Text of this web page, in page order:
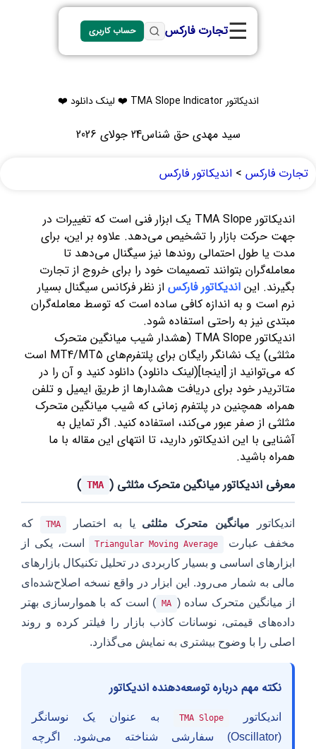
☰تجارت فارکس حساب کاربری
اندیکاتور TMA Slope Indicator ❤️ لینک دانلود ❤️
سید مهدی حق شناس24 جولای 2026
تجارت فارکس > اندیکاتور فارکس
اندیکاتور TMA Slope یک ابزار فنی است که تغییرات در
جهت حرکت بازار را تشخیص می‌دهد. علاوه بر این، برای
مدت یا طول احتمالی روندها نیز سیگنال می‌دهد تا
معامله‌گران بتوانند تصمیمات خود را برای خروج از تجارت
بگیرند. این اندیکاتور فارکس از نظر فرکانس سیگنال بسیار
نرم است و به اندازه کافی ساده است که توسط معامله‌گران
مبتدی نیز به راحتی استفاده شود.
اندیکاتور TMA Slope (هشدار شیب میانگین متحرک
مثلثی) یک نشانگر رایگان برای پلتفرم‌های MT4/MT5 است
که می‌توانید از [اینجا](لینک دانلود) دانلود کنید و آن را در
متاتریدر خود برای دریافت هشدارها از طریق ایمیل و تلفن
همراه، همچنین در پلتفرم زمانی که شیب میانگین متحرک
مثلثی از صفر عبور می‌کند، استفاده کنید. اگر تمایل به
آشنایی با این اندیکاتور دارید، تا انتهای این مقاله با ما
همراه باشید.
معرفی اندیکاتور میانگین متحرک مثلثی ( TMA
)
اندیکاتور میانگین متحرک مثلثی یا به اختصار TMA
که
مخفف عبارت
Triangular Moving Average
است، یکی از
ابزارهای اساسی و بسیار کاربردی در تحلیل تکنیکال بازارهای
مالی به شمار می‌رود. این ابزار در واقع نسخه اصلاح‌شده‌ای
از میانگین متحرک ساده ( MA
) است که با هموارسازی بهتر
داده‌های قیمتی، نوسانات کاذب بازار را فیلتر کرده و روند
اصلی را با وضوح بیشتری به نمایش می‌گذارد.
نکته مهم درباره توسعه‌دهنده اندیکاتور
اندیکاتور TMA Slope
به عنوان یک نوسانگر
(Oscillator) سفارشی شناخته می‌شود. اگرچه